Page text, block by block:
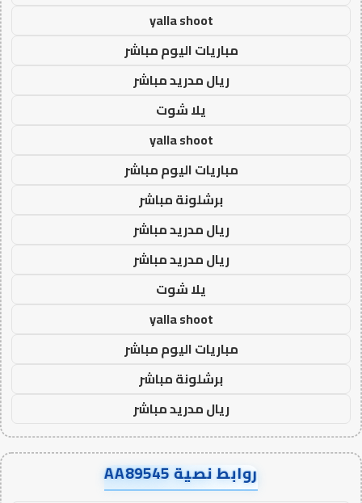
yalla shoot
مباريات اليوم مباشر
ريال مدريد مباشر
يلا شوت
yalla shoot
مباريات اليوم مباشر
برشلونة مباشر
ريال مدريد مباشر
ريال مدريد مباشر
يلا شوت
yalla shoot
مباريات اليوم مباشر
برشلونة مباشر
ريال مدريد مباشر
روابط نصية AA89545